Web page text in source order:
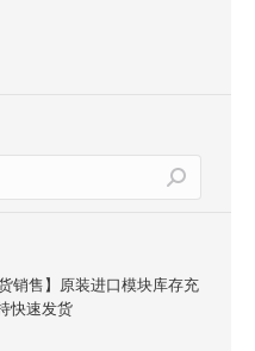
货销售】原装进口模块库存充
快速发货